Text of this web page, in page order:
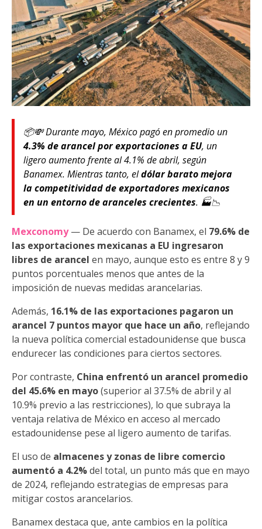
📦💸 Durante mayo, México pagó en promedio un
4.3% de arancel por exportaciones a EU, un
ligero aumento frente al 4.1% de abril, según
Banamex. Mientras tanto, eldólar barato mejora
la competitividad de exportadores mexicanos
en un entorno de aranceles crecientes. 🏭📉
Mexconomy— De acuerdo con Banamex, el 79.6% de
las exportaciones mexicanas a EU ingresaron
libres de arancel en mayo, aunque esto es entre 8 y 9
puntos porcentuales menos que antes de la
imposición de nuevas medidas arancelarias.
Además, 16.1% de las exportaciones pagaron un
arancel 7 puntos mayor que hace un año, reflejando
la nueva política comercial estadounidense que busca
endurecer las condiciones para ciertos sectores.
Por contraste, China enfrentó un arancel promedio
del 45.6% en mayo(superior al 37.5% de abril y al
10.9% previo a las restricciones), lo que subraya la
ventaja relativa de México en acceso al mercado
estadounidense pese al ligero aumento de tarifas.
El uso de almacenes y zonas de libre comercio
aumentó a 4.2%del total, un punto más que en mayo
de 2024, reflejando estrategias de empresas para
mitigar costos arancelarios.
Banamex destaca que, ante cambios en la política